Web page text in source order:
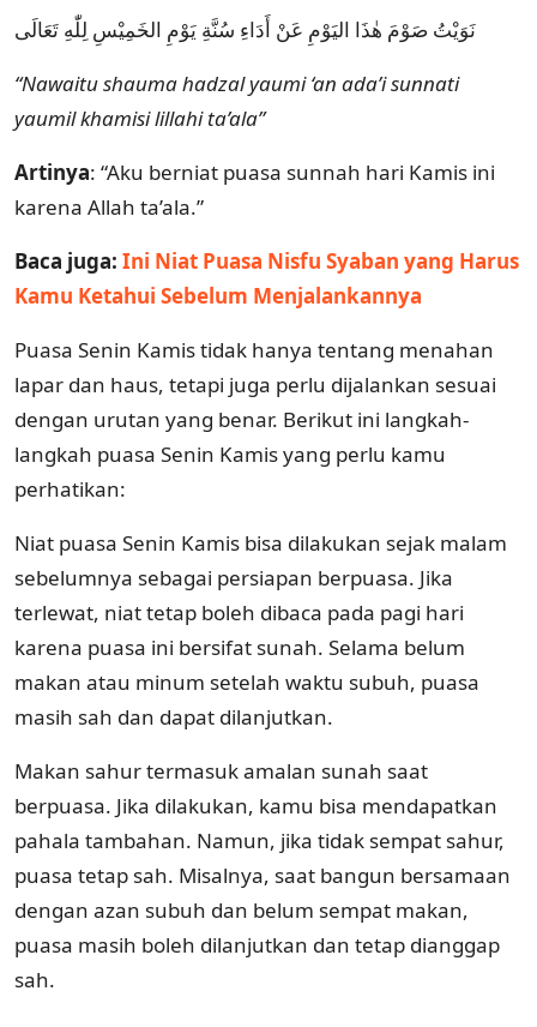
نَوَيْتُ صَوْمَ هٰذَا اليَوْمِ عَنْ أَدَاءِ سُنَّةِ يَوْمِ الخَمِيْسِ لِلّٰهِ تَعَالَى
“Nawaitu shauma hadzal yaumi ‘an ada’i sunnati
yaumil khamisi lillahi ta’ala”
Artinya: “Aku berniat puasa sunnah hari Kamis ini
karena Allah ta’ala.”
Baca juga: Ini Niat Puasa Nisfu Syaban yang Harus
Kamu Ketahui Sebelum Menjalankannya
Puasa Senin Kamis tidak hanya tentang menahan
lapar dan haus, tetapi juga perlu dijalankan sesuai
dengan urutan yang benar. Berikut ini langkah-
langkah puasa Senin Kamis yang perlu kamu
perhatikan:
Niat puasa Senin Kamis bisa dilakukan sejak malam
sebelumnya sebagai persiapan berpuasa. Jika
terlewat, niat tetap boleh dibaca pada pagi hari
karena puasa ini bersifat sunah. Selama belum
makan atau minum setelah waktu subuh, puasa
masih sah dan dapat dilanjutkan.
Makan sahur termasuk amalan sunah saat
berpuasa. Jika dilakukan, kamu bisa mendapatkan
pahala tambahan. Namun, jika tidak sempat sahur,
puasa tetap sah. Misalnya, saat bangun bersamaan
dengan azan subuh dan belum sempat makan,
puasa masih boleh dilanjutkan dan tetap dianggap
sah.